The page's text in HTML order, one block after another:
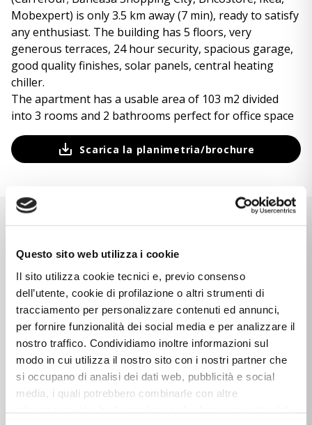
Questo sito web utilizza i cookie
Il sito utilizza cookie tecnici e, previo consenso
dell’utente, cookie di profilazione o altri strumenti di
tracciamento per personalizzare contenuti ed annunci,
per fornire funzionalità dei social media e per analizzare il
nostro traffico. Condividiamo inoltre informazioni sul
modo in cui utilizza il nostro sito con i nostri partner che
si occupano di analisi dei dati web, pubblicità e social
media, i quali potrebbero combinarle con altre
Mobexpert) is only 3.5 km away (7 min), ready to satisfy
any enthusiast. The building has 5 floors, very
generous terraces, 24 hour security, spacious garage,
good quality finishes, solar panels, central heating
chiller.
The apartment has a usable area of ​​103 m2 divided
into 3 rooms and 2 bathrooms perfect for office space
Scarica la planimetria/brochure
Caratteristiche dell'immobile
STANZE 3
CAMERE
BAGNI
2
BALCONE / TERRAZZO